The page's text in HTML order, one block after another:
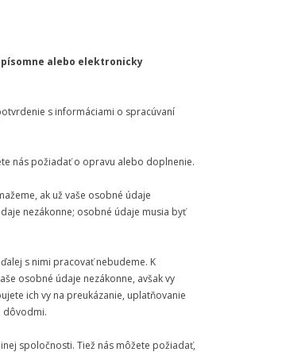
alebo elektronicky
s informáciami o spracúvaní
nás požiadať o opravu alebo doplnenie.
ak už vaše osobné údaje
nezákonne; osobné údaje musia byť
s nimi pracovať nebudeme. K
osobné údaje nezákonne, avšak vy
ich vy na preukázanie, uplatňovanie
dôvodmi.
spoločnosti. Tiež nás môžete požiadať,